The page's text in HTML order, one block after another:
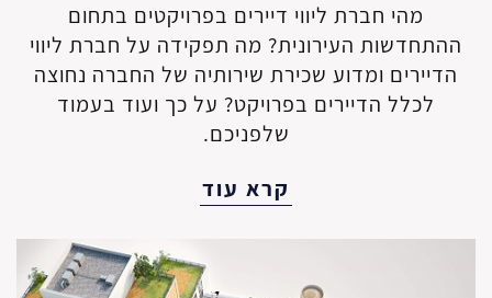
מהי חברת ליווי דיירים בפרויקטים בתחום
ההתחדשות העירונית? מה תפקידה על חברת ליווי
הדיירים ומדוע שכירת שירותיה של החברה נחוצה
לכלל הדיירים בפרויקט? על כך ועוד בעמוד
שלפניכם.
קרא עוד